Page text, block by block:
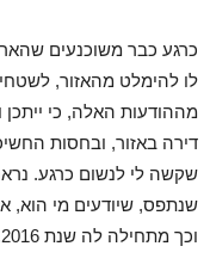
כרגע כבר משוכנעים
לו להימלט מהאזור,
מההודעות האלה, כי
דירה באזור, ובחסות
שקשה לי לנשום כרגע.
שנתפס, שיודעים מי הוא,
וכך מתחילה לה שנת 2016.